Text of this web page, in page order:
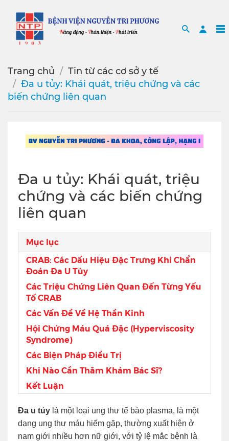
Search
Trang chủ
Tin từ các cơ sở y tế
Đa u tủy: Khái quát, triệu chứng và các
biến chứng liên quan
Đa u tủy: Khái quát, triệu
chứng và các biến chứng
liên quan
Mục lục
CRAB: Các Dấu Hiệu Đặc Trưng Khi Chẩn
Đoán Đa U Tủy
Các Triệu Chứng Liên Quan Đến Từng Yếu
Tố CRAB
Các Vấn Đề Về Hệ Thần Kinh
Hội Chứng Máu Quá Đặc (Hyperviscosity
Syndrome)
Các Biện Pháp Điều Trị
Khi Nào Cần Thăm Khám Bác Sĩ?
Kết Luận
Đa u tủy là một loại ung thư tế bào plasma, là một
dạng ung thư máu hiếm gặp, thường xuất hiện ở
nam giới nhiều hơn nữ giới, với tỷ lệ mắc bệnh là